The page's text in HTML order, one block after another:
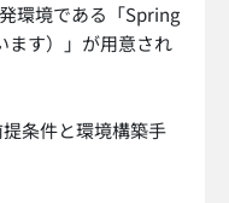
環境である「Spring
ます）」が用意され
条件と環境構築手